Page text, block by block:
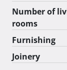
Number of
rooms
Furnishing
Joinery